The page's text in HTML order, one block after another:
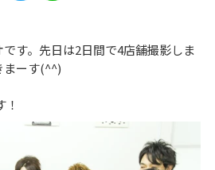
す。先日は2日間で4店舗撮影しま
まーす(^^)